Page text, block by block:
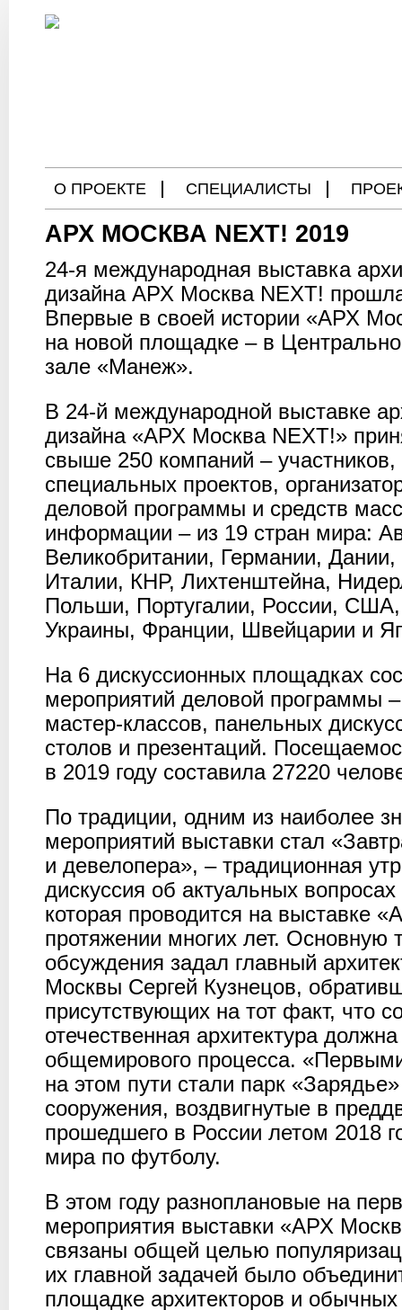
О ПРОЕКТЕ СПЕЦИАЛИСТЫ
БЛОГ
АРХ МОСКВА NEXT! 2019
24-я международная выставка
дизайна АРХ Москва NEXT!
Впервые в своей истории «АРХ
на новой площадке – в
зале «Манеж».
В 24-й международной выставке
дизайна «АРХ Москва NEXT!»
свыше 250 компаний – участников,
специальных проектов,
деловой программы и средств
информации – из 19 стран мира:
Великобритании, Германии,
Италии, КНР, Лихтенштейна,
Польши, Португалии, России,
Украины, Франции, Швейцарии и
На 6 дискуссионных площадках
мероприятий деловой программы
мастер-классов, панельных
столов и презентаций.
в 2019 году составила 27220
По традиции, одним из наиболее
мероприятий выставки стал
и девелопера», – традиционная
дискуссия об актуальных
которая проводится на выставке
протяжении многих лет. Основную
обсуждения задал главный
Москвы Сергей Кузнецов,
присутствующих на тот факт, что
отечественная архитектура
общемирового процесса.
на этом пути стали парк
сооружения, воздвигнутые в
прошедшего в России летом 2018
мира по футболу.
В этом году разноплановые на
мероприятия выставки «АРХ
связаны общей целью
их главной задачей было
площадке архитекторов и обычных